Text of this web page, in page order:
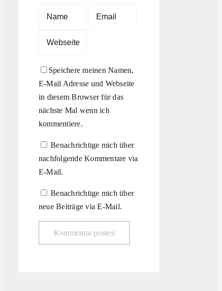
Speichere meinen Namen,
E-Mail Adresse und Webseite
in diesem Browser für das
nächste Mal wenn ich
kommentiere.
Benachrichtige mich über
nachfolgende Kommentare via
E-Mail.
Benachrichtige mich über
neue Beiträge via E-Mail.